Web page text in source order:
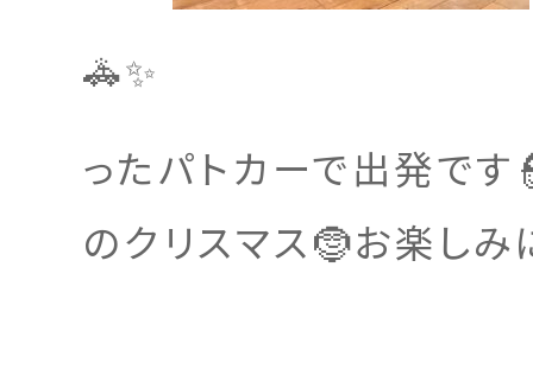
🚓✨
ったパトカーで出発で
のクリスマス🤶お楽しみ